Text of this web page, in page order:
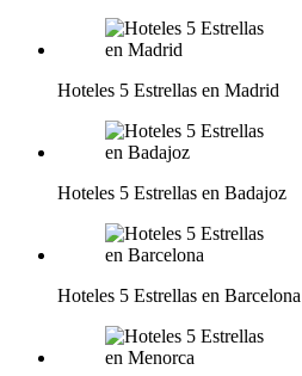
Hoteles 5 Estrellas en Madrid
Hoteles 5 Estrellas en Badajoz
Hoteles 5 Estrellas en Barcelona